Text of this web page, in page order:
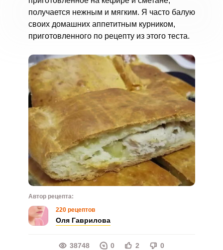
получается нежным и мягким. Я часто балую
своих домашних аппетитным курником,
приготовленного по рецепту из этого теста.
Автор рецепта:
220 рецептов
Оля Гаврилова
38748 0 2 0